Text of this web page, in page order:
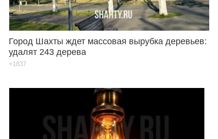
Город Шахты ждет массовая вырубка деревьев:
удалят 243 дерева
+1837